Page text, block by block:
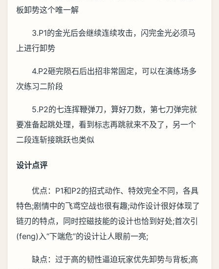
板卸势这个唯一解
3.P1的金光后会继续连续攻击，闪完金光必须马
上进行卸势
4.P2砸完陨石后出招非常固定，可以在演练场多
次练习二阶段
5.P2的七连挥鞭弹刀，算好刀数，第七刀弹完就
要准备起跳处理，看到标志再跳就来不及了，另一个
二段连斩接跳跃也类似
设计点评
优点：P1和P2的招式动作、特效完全不同，各具
特色;剧情中的飞鸢空战也很有趣;动作设计很好体现了
链刃的特点，同时控磁技能的设计也恰到好处;首次引
(feng)入“下端危”的设计让人眼前一亮;
缺点：过于高的韧性逼迫玩家优先卸势与背板;高